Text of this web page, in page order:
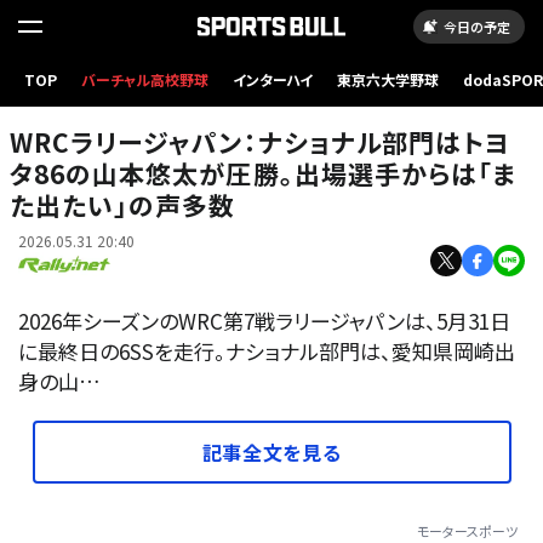
今日の予定
TOP バーチャル高校野球 インターハイ 東京六大学野球
Hiroaki Ibuki
WRCラリージャパン：ナショナル部門はトヨ
タ86の山本悠太が圧勝。出場選手からは「ま
た出たい」の声多数
2026.05.31 20:40
2026年シーズンのWRC第7戦ラリージャパンは、5月31日
に最終日の6SSを走行。ナショナル部門は、愛知県岡崎出
身の山…
記事全文を見る
モータースポーツ